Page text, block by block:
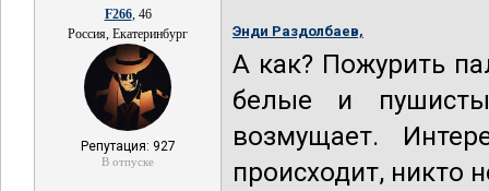
F266, 46
Россия, Екатеринбург
Репутация: 927
В отпуске
Энди Раздолбаев,
А как? Пожурить
белые и
возмущает.
происходит, никто